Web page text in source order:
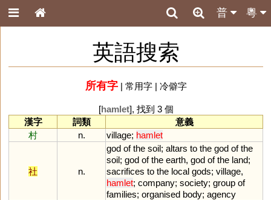
粵
普
英語搜索
所有字| 常用字| 冷僻字
[hamlet], 找到 3 個
漢字
詞類
意義
村
n. village; hamlet
社 n.
god of the soil; altars to the god of the
soil; god of the earth, god of the land;
sacrifices to the local gods; village,
hamlet; company; society; group of
families; organised body; agency